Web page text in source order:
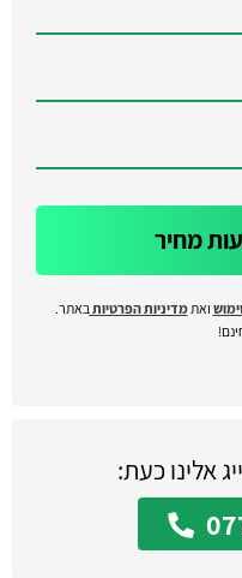
מחיר
ואתמדיניות הפרטיות באתר.
אלינו כעת: